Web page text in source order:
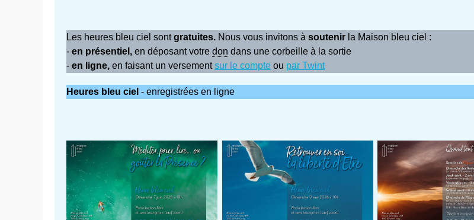
Les heures bleu ciel sontgratuites. Nous vous invitons à soutenir la Maison bleu ciel :
- en présentiel, en déposant votre don dans une corbeille à la sortie
- en ligne, en faisant un versementsur le compte ou par Twint
Heures bleu ciel - enregistrées en ligne